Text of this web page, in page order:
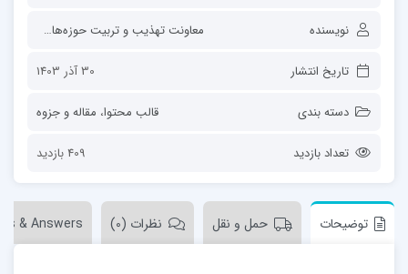
نویسنده معاونت تهذیب و تربیت حوزه‌های علمیه
تاریخ انتشار 30 آذر 1403
دسته بندی قالب محتوا، مقاله و جزوه
تعداد بازدید 409 بازدید
توضیحات حمل و نقل نظرات (0) & Answers